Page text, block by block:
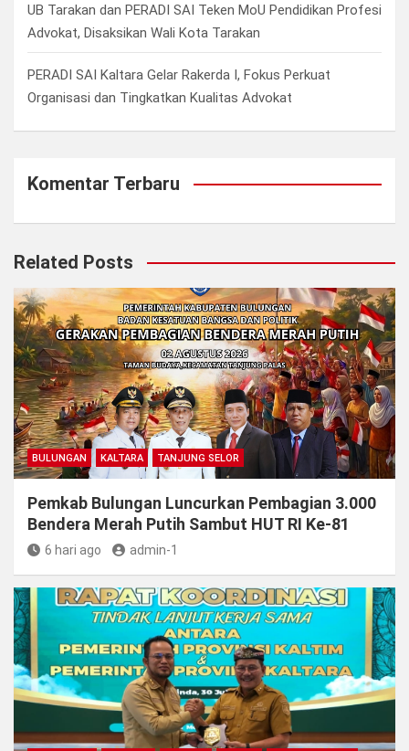
UB Tarakan dan PERADI SAI Teken MoU Pendidikan Profesi
Advokat, Disaksikan Wali Kota Tarakan
PERADI SAI Kaltara Gelar Rakerda I, Fokus Perkuat
Organisasi dan Tingkatkan Kualitas Advokat
Komentar Terbaru
Related Posts
BULUNGAN KALTARA TANJUNG SELOR
Pemkab Bulungan Luncurkan Pembagian 3.000
Bendera Merah Putih Sambut HUT RI Ke-81
6 hari ago admin-1